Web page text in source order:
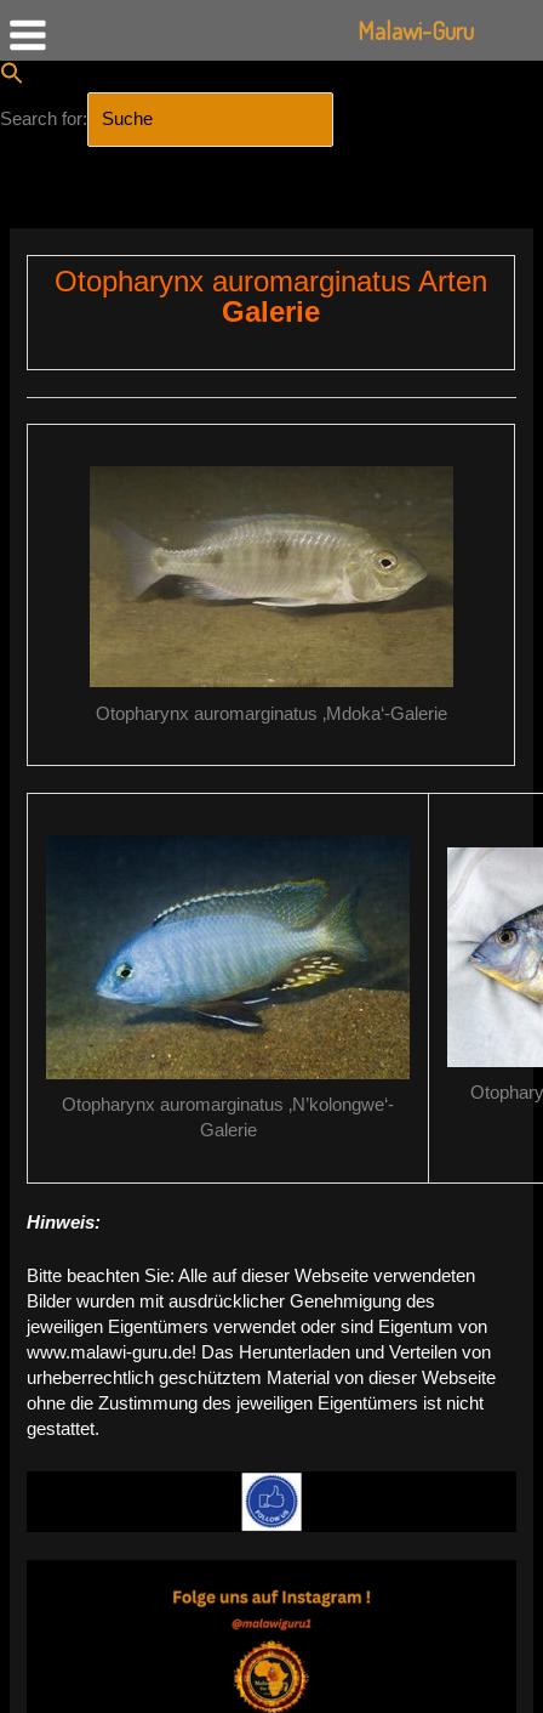
Search for:
Otopharynx auromarginatus Arten
Galerie
Otopharynx auromarginatus ‚Mdoka‘-Galerie
Otopharynx auromarginatus ‚N’kolongwe‘-
Galerie
Hinweis:
Bitte beachten Sie: Alle auf dieser Webseite verwendeten
Bilder wurden mit ausdrücklicher Genehmigung des
jeweiligen Eigentümers verwendet oder sind Eigentum von
www.malawi-guru.de! Das Herunterladen und Verteilen von
urheberrechtlich geschütztem Material von dieser Webseite
ohne die Zustimmung des jeweiligen Eigentümers ist nicht
gestattet.
Malawi-Guru